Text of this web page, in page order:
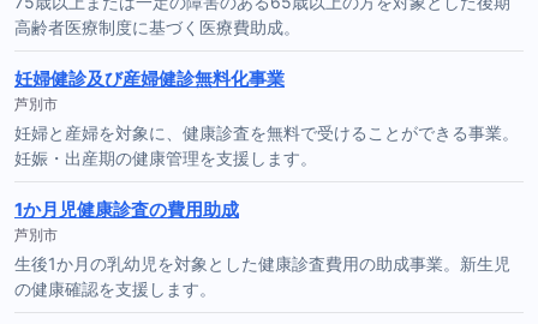
高齢者医療制度に基づく医療費助成。
妊婦健診及び産婦健診無料化事業
芦別市
妊婦と産婦を対象に、健康診査を無料で受けることができる事業。
妊娠・出産期の健康管理を支援します。
1か月児健康診査の費用助成
芦別市
生後1か月の乳幼児を対象とした健康診査費用の助成事業。新生児
の健康確認を支援します。